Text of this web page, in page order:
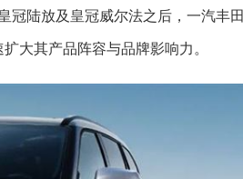
冠陆放及皇冠威尔法之后，一汽丰田
大其产品阵容与品牌影响力。